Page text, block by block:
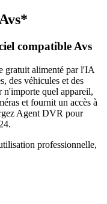
compatible Avs
gratuit alimenté par l'IA
des véhicules et des
quel appareil,
et fournit un accès à
Agent DVR pour
professionnelle,